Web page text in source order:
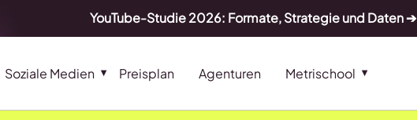
YouTube-Studie 2026: Formate, Strategie und Daten ➔
Soziale Medien Preisplan Agenturen Metrischool